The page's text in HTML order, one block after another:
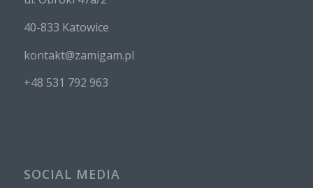
40-833 Katowice
kontakt@zamigam.pl
+48 531 792 963
SOCIAL MEDIA